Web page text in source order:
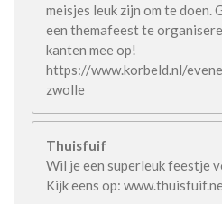
meisjes leuk zijn om te doen.
een themafeest te
kanten mee op!
https://www.korbeld.nl/
zwolle
Thuisfuif
Wil je een superleuk feestje
Kijk eens op: